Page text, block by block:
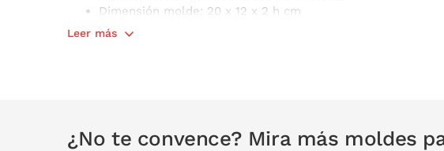
Dimensión molde: 20 x 12 x 2 h cm
Made in Italy
Leer más
¿No te convence? Mira más moldes